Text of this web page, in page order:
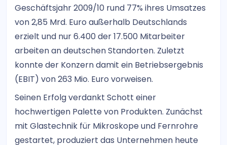
Geschäftsjahr 2009/10 rund 77% ihres Umsatzes
von 2,85 Mrd. Euro außerhalb Deutschlands
erzielt und nur 6.400 der 17.500 Mitarbeiter
arbeiten an deutschen Standorten. Zuletzt
konnte der Konzern damit ein Betriebsergebnis
(EBIT) von 263 Mio. Euro vorweisen.
Seinen Erfolg verdankt Schott einer
hochwertigen Palette von Produkten. Zunächst
mit Glastechnik für Mikroskope und Fernrohre
gestartet, produziert das Unternehmen heute